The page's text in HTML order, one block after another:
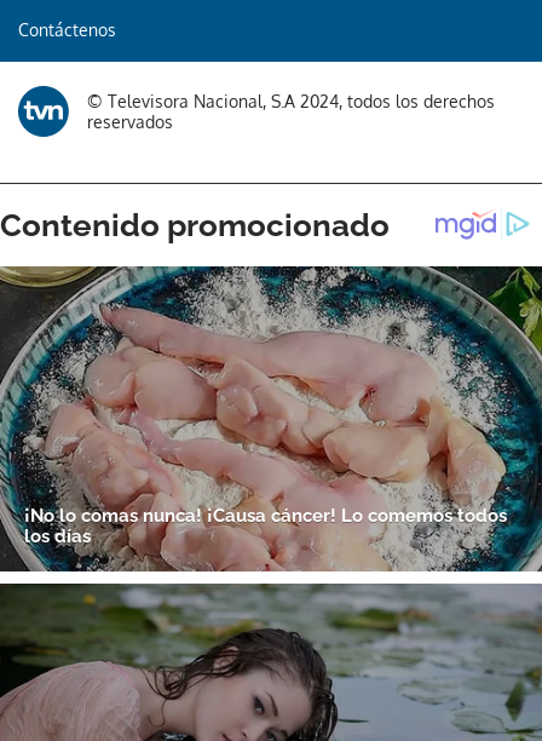
Contáctenos
© Televisora Nacional, S.A 2024, todos los derechos
reservados